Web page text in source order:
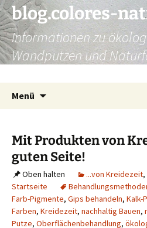
Zum
Inhalt
springen
blog.colores-
Informationen zu
Wandputzen und
Menü
Mit Produkten von
guten Seite!
Oben halten ...von Kreidezeit,
Startseite
Farb-Pigmente, Gips behandeln, Kalk-
Farben, Kreidezeit, nachhaltig Bauen,
Putze, Oberflächenbehandlung,